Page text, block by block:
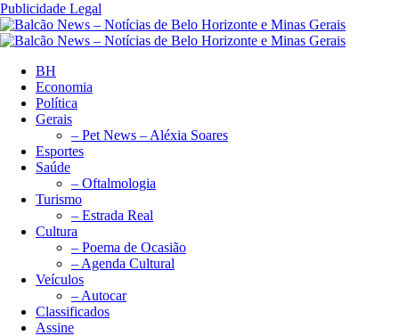
Publicidade Legal
BH
Economia
Política
Gerais
– Pet News – Aléxia Soares
Esportes
Saúde
– Oftalmologia
Turismo
– Estrada Real
Cultura
– Poema de Ocasião
– Agenda Cultural
Veículos
– Autocar
Classificados
Assine